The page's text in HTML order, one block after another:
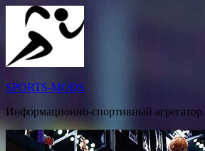
Перейти
содержимому
SPORTS-MODS
Информационно-спортивный агрегатор.